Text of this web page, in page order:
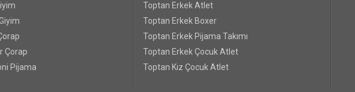
Çorap
Pijama
Toptan Erkek Atlet
Toptan Erkek Boxer
Toptan Erkek Pijama Takımı
Toptan Erkek Çocuk Atlet
Toptan Kız Çocuk Atlet